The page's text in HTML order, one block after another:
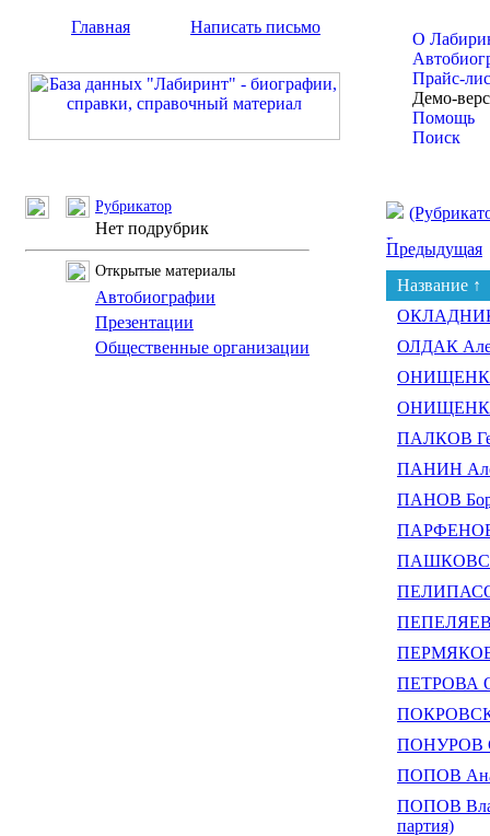
Главная Написать письмо
О
Прайс-
Демо-
Помощь
Поиск
Рубрикатор
Нет подрубрик
Открытые материалы
Автобиографии
Презентации
Общественные организации
Предыдущая
Название ↑
ОЛДАК
ОНИЩЕНКО
ОНИЩЕНКО
ПАЛКОВ
ПАНИН
ПАНОВ
ПАРФЕНОВ
ПЕРМЯКОВ
ПЕТРОВА
ПОНУРОВ
ПОПОВ
ПОПОВ
партия)